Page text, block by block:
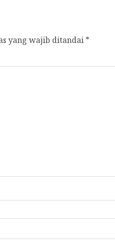
yang wajib ditandai *